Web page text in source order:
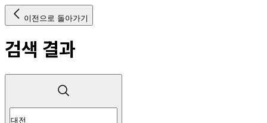
이전으로 돌아가기
검색 결과